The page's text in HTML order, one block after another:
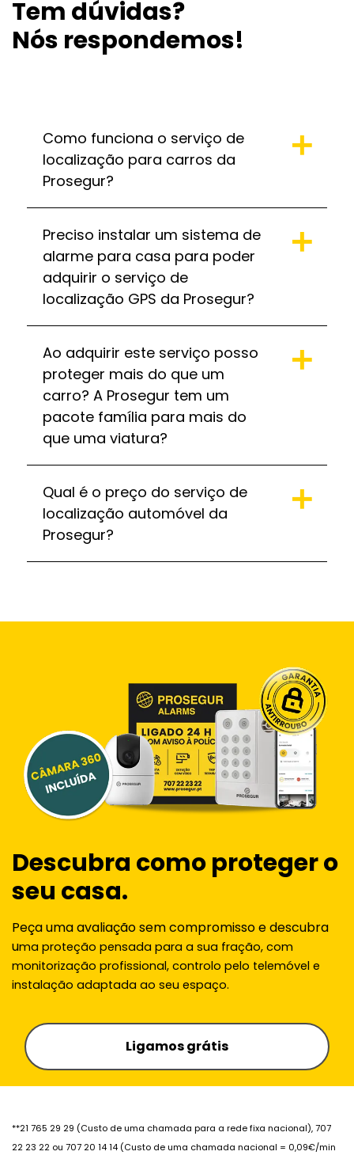
Tem dúvidas?
Nós respondemos!
Como funciona o serviço de
localização para carros da
Prosegur?
Preciso instalar um sistema de
alarme para casa para poder
adquirir o serviço de
localização GPS da Prosegur?
Ao adquirir este serviço posso
proteger mais do que um
carro? A Prosegur tem um
pacote família para mais do
que uma viatura?
Qual é o preço do serviço de
localização automóvel da
Prosegur?
Descubra como proteger o
seu casa.
Peça uma avaliação sem compromisso e descubra
uma proteção pensada para a sua fração, com
monitorização profissional, controlo pelo telemóvel e
instalação adaptada ao seu espaço.
Ligamos grátis
**21 765 29 29 (Custo de uma chamada para a rede fixa nacional), 707
22 23 22 ou 707 20 14 14 (Custo de uma chamada nacional = 0,09€/min